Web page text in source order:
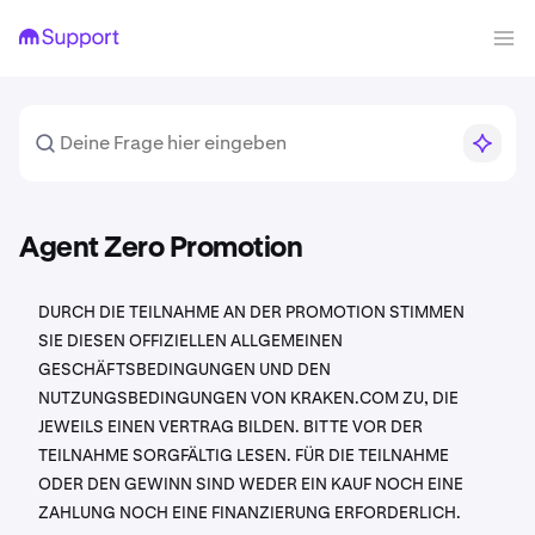
Agent Zero Promotion
DURCH DIE TEILNAHME AN DER PROMOTION STIMMEN
SIE DIESEN OFFIZIELLEN ALLGEMEINEN
GESCHÄFTSBEDINGUNGEN UND DEN
NUTZUNGSBEDINGUNGEN VON KRAKEN.COM ZU, DIE
JEWEILS EINEN VERTRAG BILDEN. BITTE VOR DER
TEILNAHME SORGFÄLTIG LESEN. FÜR DIE TEILNAHME
ODER DEN GEWINN SIND WEDER EIN KAUF NOCH EINE
ZAHLUNG NOCH EINE FINANZIERUNG ERFORDERLICH.